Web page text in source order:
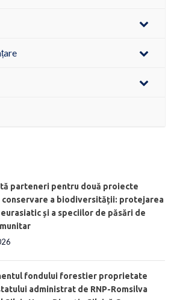
parteneri pentru două proiecte
conservare a biodiversității: protejarea
și a speciilor de păsări de
fondului forestier proprietate
administrat de RNP-Romsilva